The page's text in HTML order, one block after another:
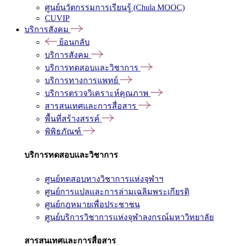
ศูนย์นวัตกรรมการเรียนรู้ (Chula MOOC)
CUVIP
บริการสังคม
ย้อนกลับ
บริการสังคม
บริการทดสอบและวิชาการ
บริการทางการแพทย์
บริการตรวจวิเคราะห์คุณภาพ
สารสนเทศและการสื่อสาร
พื้นที่สร้างสรรค์
พิพิธภัณฑ์
บริการทดสอบและวิชาการ
ศูนย์ทดสอบทางวิชาการแห่งจุฬาฯ
ศูนย์การแปลและการล่ามเฉลิมพระเกียรติ
ศูนย์กฎหมายเพื่อประชาชน
ศูนย์บริการวิชาการแห่งจุฬาลงกรณ์มหาวิทยาลัย
สารสนเทศและการสื่อสาร